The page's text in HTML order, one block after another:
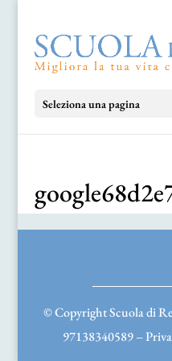
Seleziona una pagina
© Copyright Scuola di
97138340589 –